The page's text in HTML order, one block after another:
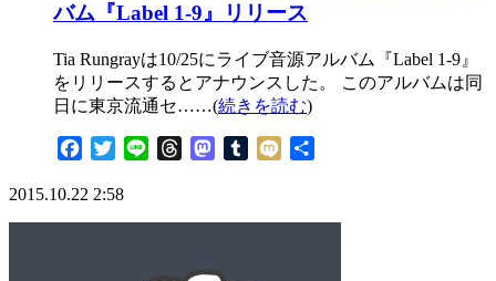
バム『Label 1-9』リリース
Tia Rungrayは10/25にライブ音源アルバム『Label 1-9』
をリリースするとアナウンスした。 このアルバムは同
日に東京流通セ……(続きを読む)
FacebookTwitterLine ThreadsMastodonTumblrMixi
2015.10.22 2:58